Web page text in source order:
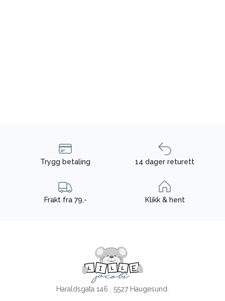
Trygg betaling 14 dager returett
Frakt fra 79,- Klikk & hent
Haraldsgata 146 , 5527 Haugesund.